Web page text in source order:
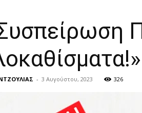
- 3 Αυγούστου, 2023 326